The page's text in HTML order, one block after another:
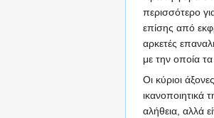
περισσότερο
επίσης από
αρκετές
με την οποία τα
Οι κύριοι
ικανοποιητικά
αλήθεια, αλλά